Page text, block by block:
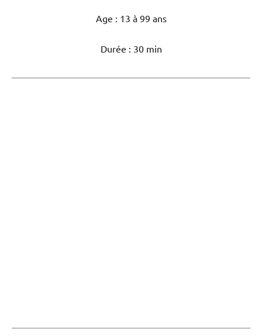
Age : 13 à 99 ans
Durée : 30 min